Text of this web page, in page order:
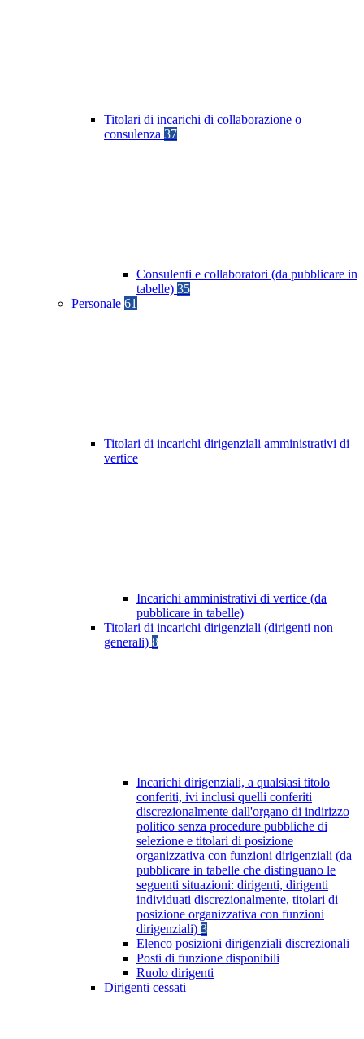
Titolari di incarichi di collaborazione o
consulenza 37
Consulenti e collaboratori (da pubblicare in
tabelle) 35
Personale 61
Titolari di incarichi dirigenziali amministrativi di
vertice
Incarichi amministrativi di vertice (da
pubblicare in tabelle)
Titolari di incarichi dirigenziali (dirigenti non
generali) 8
Incarichi dirigenziali, a qualsiasi titolo
conferiti, ivi inclusi quelli conferiti
discrezionalmente dall'organo di indirizzo
politico senza procedure pubbliche di
selezione e titolari di posizione
organizzativa con funzioni dirigenziali (da
pubblicare in tabelle che distinguano le
seguenti situazioni: dirigenti, dirigenti
individuati discrezionalmente, titolari di
posizione organizzativa con funzioni
dirigenziali) 3
Elenco posizioni dirigenziali discrezionali
Posti di funzione disponibili
Ruolo dirigenti
Dirigenti cessati